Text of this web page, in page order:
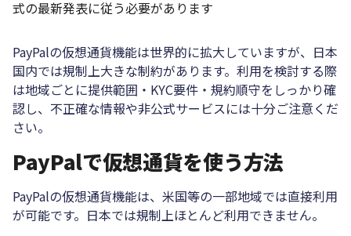
式の最新発表に従う必要があります
PayPalの仮想通貨機能は世界的に拡大していますが、日本
国内では規制上大きな制約があります。利用を検討する際
は地域ごとに提供範囲・KYC要件・規約順守をしっかり確
認し、不正確な情報や非公式サービスには十分ご注意くだ
さい。
PayPalで仮想通貨を使う方法
PayPalの仮想通貨機能は、米国等の一部地域では直接利用
が可能です。日本では規制上ほとんど利用できません。